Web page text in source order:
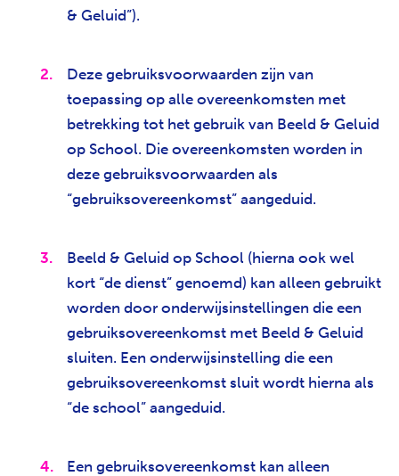
& Geluid”).
Deze gebruiksvoorwaarden zijn van
toepassing op alle overeenkomsten met
betrekking tot het gebruik van Beeld & Geluid
op School. Die overeenkomsten worden in
deze gebruiksvoorwaarden als
“gebruiksovereenkomst” aangeduid.
Beeld & Geluid op School (hierna ook wel
kort “de dienst” genoemd) kan alleen gebruikt
worden door onderwijsinstellingen die een
gebruiksovereenkomst met Beeld & Geluid
sluiten. Een onderwijsinstelling die een
gebruiksovereenkomst sluit wordt hierna als
“de school” aangeduid.
Een gebruiksovereenkomst kan alleen